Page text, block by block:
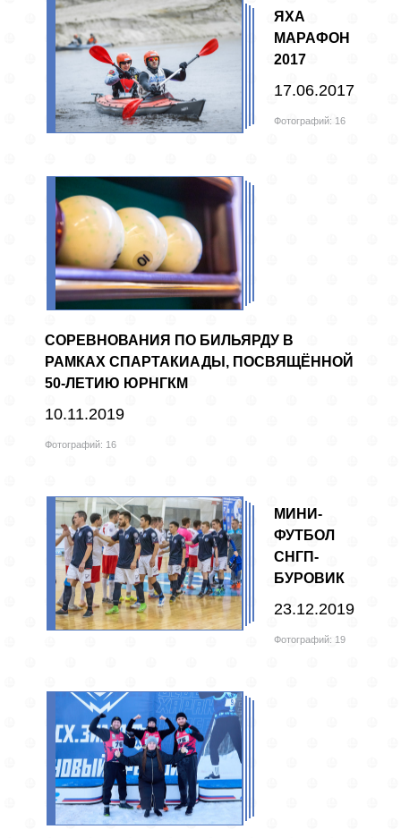
ЯХА
МАРАФОН
2017
17.06.2017
Фотографий: 16
СОРЕВНОВАНИЯ ПО БИЛЬЯРДУ В
РАМКАХ СПАРТАКИАДЫ, ПОСВЯЩЁННОЙ
50-ЛЕТИЮ ЮРНГКМ
10.11.2019
Фотографий: 16
МИНИ-
ФУТБОЛ
СНГП-
БУРОВИК
23.12.2019
Фотографий: 19